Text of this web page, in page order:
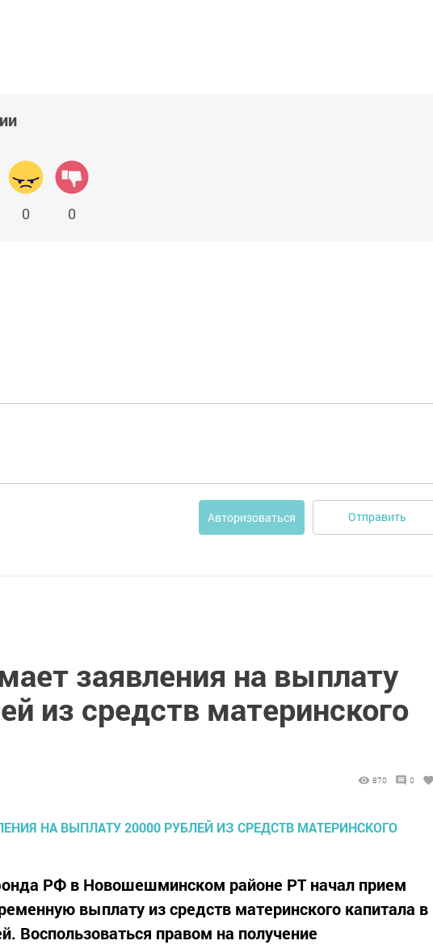
0 0
Авторизоваться Отправить
заявления на выплату
из средств материнского
870 0
РФ в Новошешминском районе РТ начал прием
выплату из средств материнского капитала в
Воспользоваться правом на получение